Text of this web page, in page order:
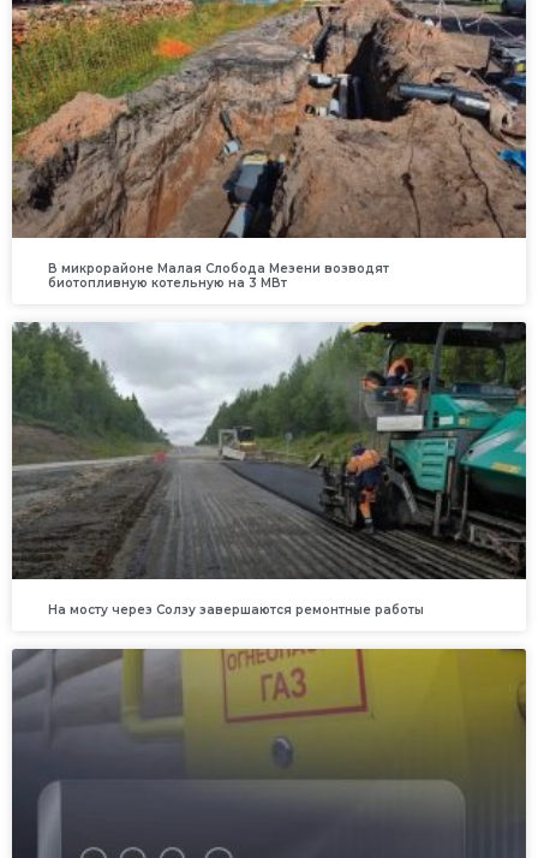
В микрорайоне Малая Слобода Мезени возводят
биотопливную котельную на 3 МВт
На мосту через Солзу завершаются ремонтные работы